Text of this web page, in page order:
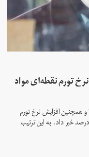
نرخ تورم سالانه به ۴۵/۲ و نرخ تورم نقطه‌ای مواد
مرکز آمار ایران از افزایش نرخ تورم سالانه به ۴۵/۲ و همچنین افزایش نرخ تورم
نقطه به نقطه مواد خوراکی در مرداد ماه به ۵۸/۴ درصد خبر داد. به این ترتیب